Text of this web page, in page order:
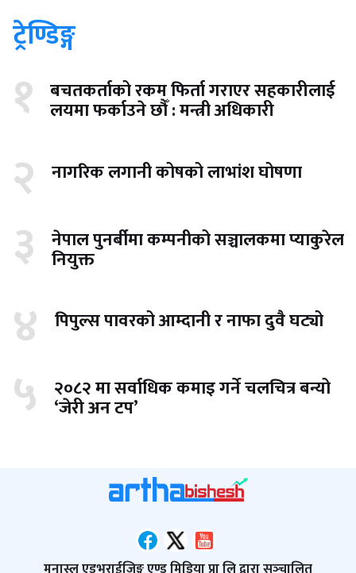
ट्रेण्डिङ्ग
१ बचतकर्ताको रकम फिर्ता गराएर सहकारीलाई
लयमा फर्काउने छौँ : मन्त्री अधिकारी
२ नागरिक लगानी कोषको लाभांश घोषणा
३ नेपाल पुनर्बीमा कम्पनीको सञ्चालकमा प्याकुरेल
नियुक्त
४ पिपुल्स पावरको आम्दानी र नाफा दुवै घट्यो
५ २०८२ मा सर्वाधिक कमाइ गर्ने चलचित्र बन्यो
‘जेरी अन टप’